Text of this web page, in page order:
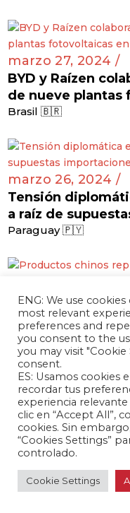
marzo 27, 2024 /
BYD y Raízen
de nueve plantas
Brasil 🇧🇷
marzo 26, 2024 /
Tensión
a raíz de
Paraguay 🇵🇾
marzo 26, 2024 /
Productos
importaciones
Colombia 🇨🇴
marzo 26, 2024 /
Empresa china
millones en Perú
Perú 🇵🇪
ENG: We use
most relevant
preferences and
you consent to the
you may visit
consent.
ES: Usamos cookies
recordar tus
experiencia relevante
clic en “Accept All”,
cookies. Sin
“Cookies Settings”
controlado.
Cookie Settings